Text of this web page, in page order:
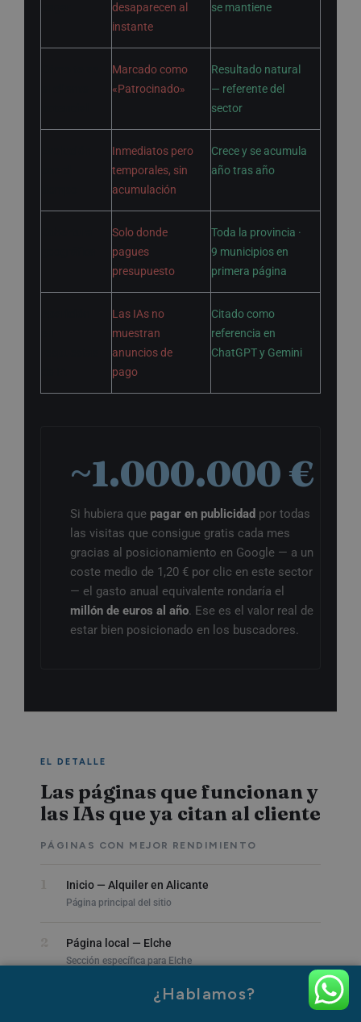
desaparecen al
instante
se mantiene
Marcado como
«Patrocinado»
Resultado natural
— referente del
sector
Inmediatos pero
temporales, sin
acumulación
Crece y se acumula
año tras año
Solo donde
pagues
presupuesto
Toda la provincia ·
9 municipios en
primera página
Las IAs no
muestran
anuncios de
pago
Citado como
referencia en
ChatGPT y Gemini
~1.000.000 €
Si hubiera que pagar en publicidad por todas
las visitas que consigue gratis cada mes
gracias al posicionamiento en Google — a un
coste medio de 1,20 € por clic en este sector
— el gasto anual equivalente rondaría el
millón de euros al año. Ese es el valor real de
estar bien posicionado en los buscadores.
EL DETALLE
Las páginas que funcionan y
las IAs que ya citan al cliente
PÁGINAS CON MEJOR RENDIMIENTO
Inicio — Alquiler en Alicante
Página principal del sitio
Página local — Elche
Sección específica para Elche
Página local — Santa Pola¿Hablamos?